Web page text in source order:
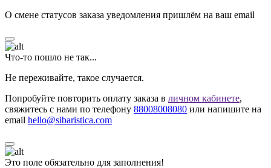
О смене статусов заказа уведомления пришлём на ваш email
Что-то пошло не так...
Не переживайте, такое случается.
Попробуйте повторить оплату заказа в личном кабинете,
свяжитесь с нами по телефону 88008008080 или напишите на
email hello@sibaristica.com
Это поле обязательно для заполнения!